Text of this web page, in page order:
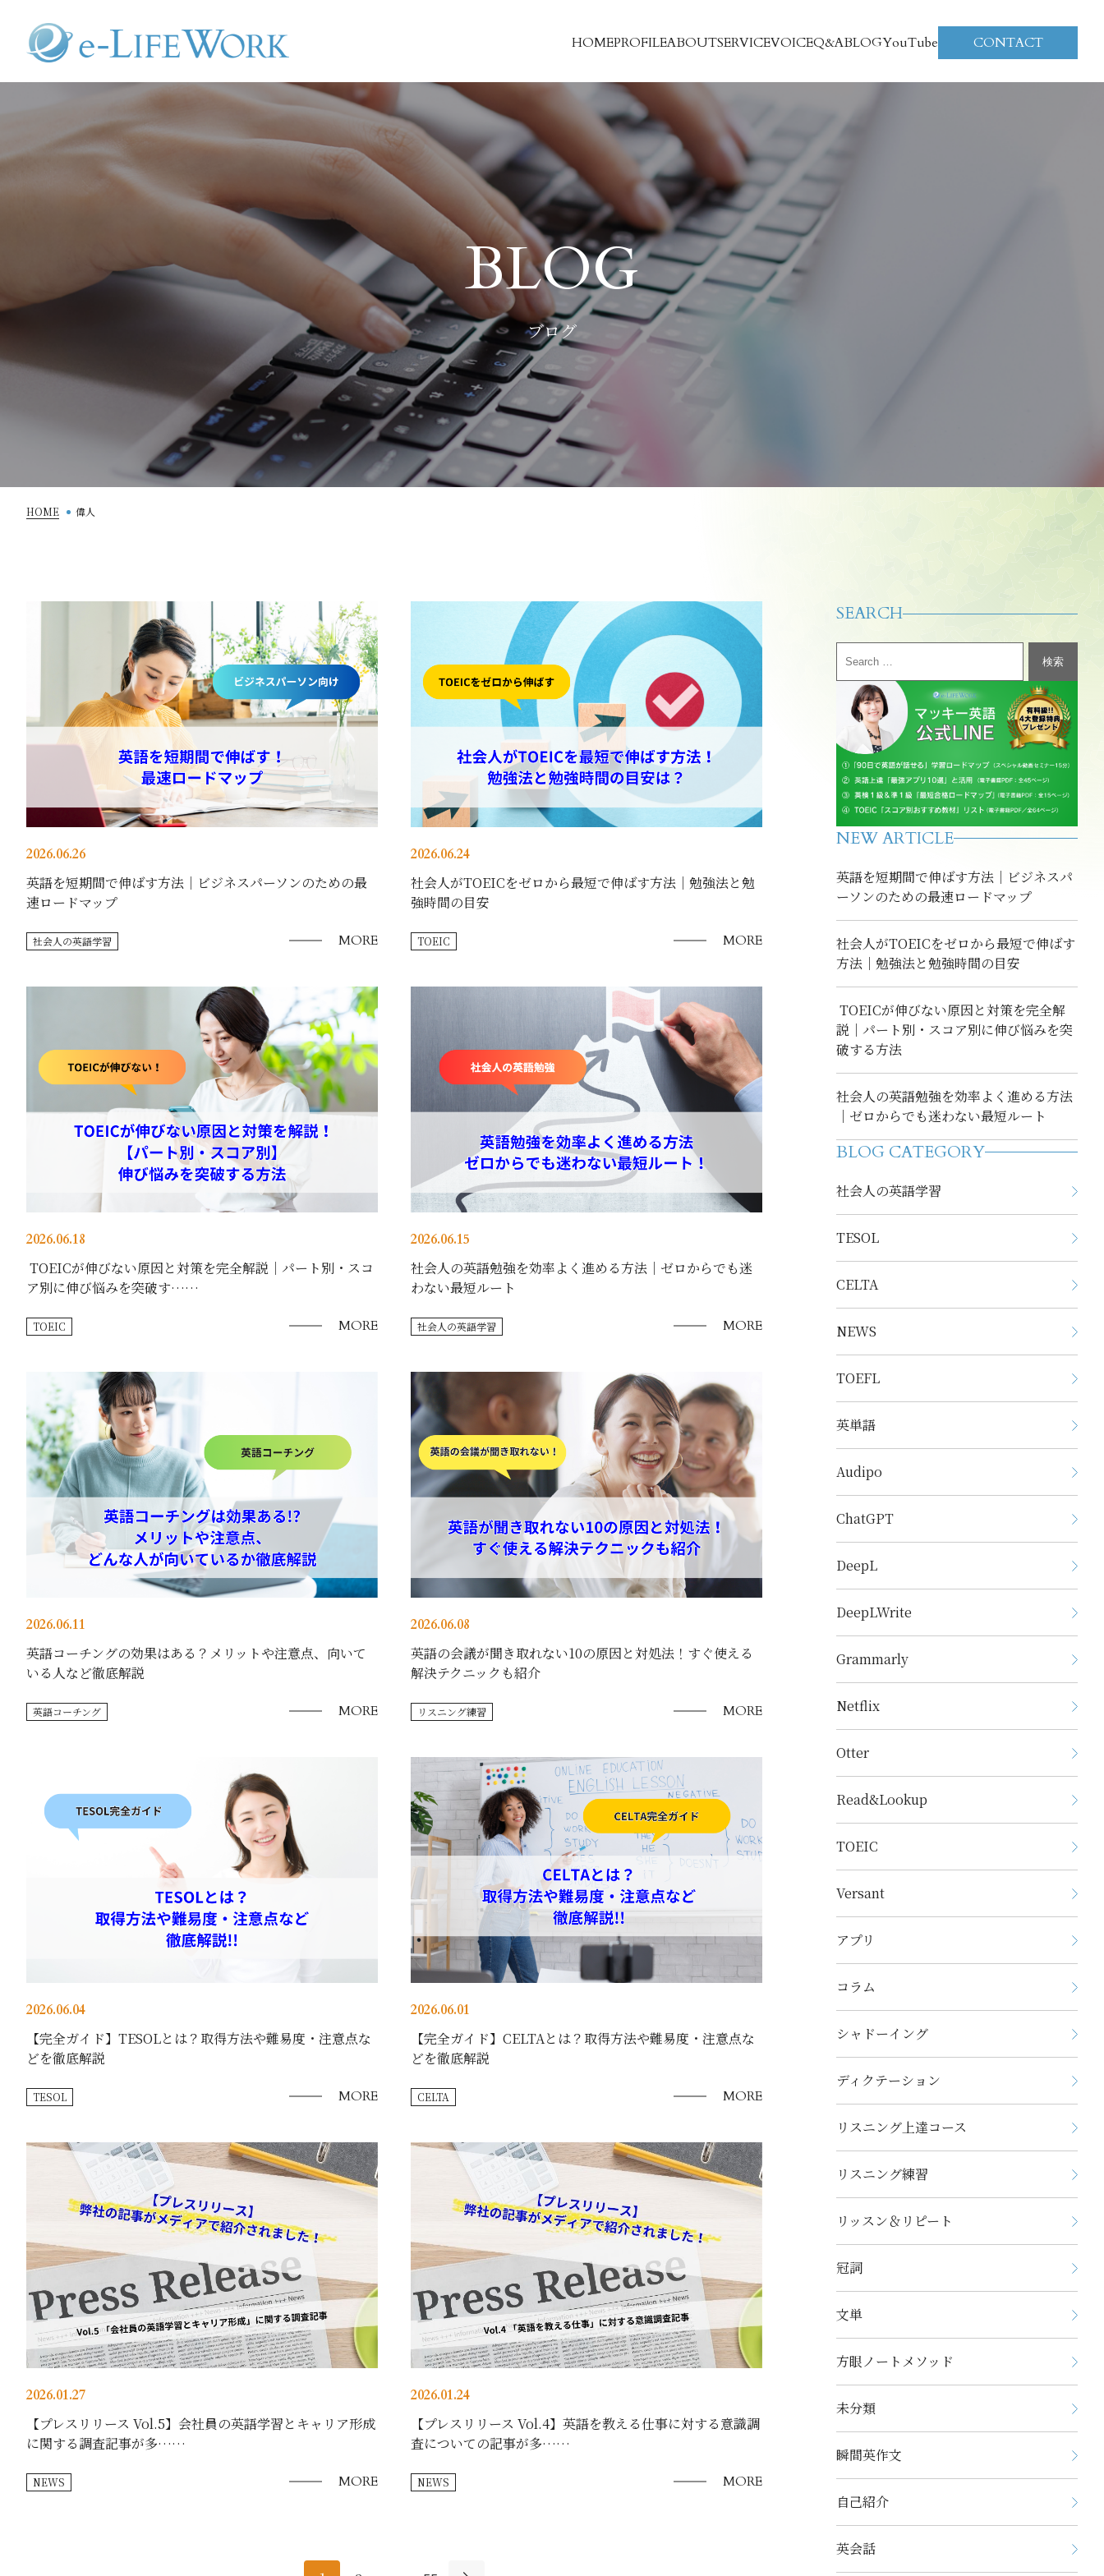
HOMEPROFILEABOUTSERVICEVOICEQ&ABLOGYouTube CONTACT
BLOG
ブログ
HOME 偉人
2026.06.26
英語を短期間で伸ばす方法｜ビジネスパーソンのための最
速ロードマップ
社会人の英語学習 MORE
2026.06.24
社会人がTOEICをゼロから最短で伸ばす方法｜勉強法と勉
強時間の目安
TOEIC MORE
2026.06.18
TOEICが伸びない原因と対策を完全解説｜パート別・スコ
ア別に伸び悩みを突破す……
TOEIC MORE
2026.06.15
社会人の英語勉強を効率よく進める方法｜ゼロからでも迷
わない最短ルート
社会人の英語学習 MORE
2026.06.11
英語コーチングの効果はある？メリットや注意点、向いて
いる人など徹底解説
英語コーチング MORE
2026.06.08
英語の会議が聞き取れない10の原因と対処法！すぐ使える
解決テクニックも紹介
リスニング練習 MORE
2026.06.04
【完全ガイド】TESOLとは？取得方法や難易度・注意点な
どを徹底解説
TESOL MORE
2026.06.01
【完全ガイド】CELTAとは？取得方法や難易度・注意点な
どを徹底解説
CELTA MORE
2026.01.27
【プレスリリース Vol.5】会社員の英語学習とキャリア形成
に関する調査記事が多……
NEWS MORE
2026.01.24
【プレスリリース Vol.4】英語を教える仕事に対する意識調
査についての記事が多……
NEWS MORE
SEARCH
NEW ARTICLE
英語を短期間で伸ばす方法｜ビジネスパ
ーソンのための最速ロードマップ
社会人がTOEICをゼロから最短で伸ばす
方法｜勉強法と勉強時間の目安
TOEICが伸びない原因と対策を完全解
説｜パート別・スコア別に伸び悩みを突
破する方法
社会人の英語勉強を効率よく進める方法
｜ゼロからでも迷わない最短ルート
BLOG CATEGORY
社会人の英語学習
TESOL
CELTA
NEWS
TOEFL
英単語
Audipo
ChatGPT
DeepL
DeepLWrite
Grammarly
Netflix
Otter
Read&Lookup
TOEIC
Versant
アプリ
コラム
シャドーイング
ディクテーション
リスニング上達コース
リスニング練習
リッスン＆リピート
冠詞
文単
方眼ノートメソッド
未分類
瞬間英作文
自己紹介
英会話